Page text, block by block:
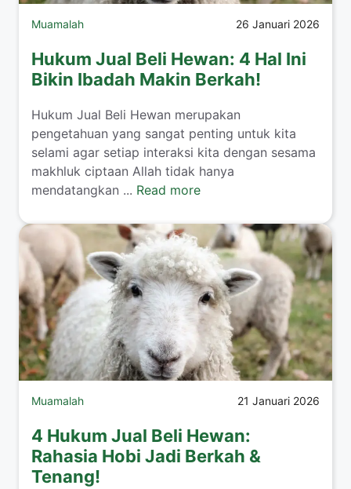
Muamalah 26 Januari 2026
Hukum Jual Beli Hewan: 4 Hal Ini
Bikin Ibadah Makin Berkah!
​Hukum Jual Beli Hewan merupakan
pengetahuan yang sangat penting untuk kita
selami agar setiap interaksi kita dengan sesama
makhluk ciptaan Allah tidak hanya
mendatangkan ... Read more
Muamalah 21 Januari 2026
4 Hukum Jual Beli Hewan:
Rahasia Hobi Jadi Berkah &
Tenang!